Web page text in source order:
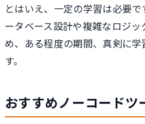
とはいえ、一定の学習は必要
ータベース設計や複雑なロジ
め、ある程度の期間、真剣に
す。
おすすめノーコードツ